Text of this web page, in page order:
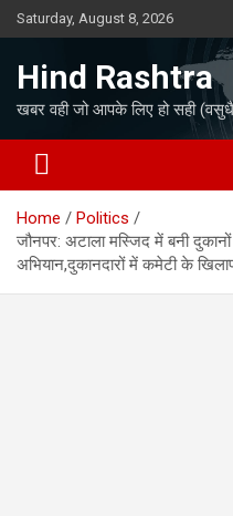
Skip
to
Saturday, August 8, 2026
Hind Rashtra
खबर वही जो आपके लिए हो सही
Home
Politics
जौनपर: अटाला मस्जिद में बनी
अभियान,दुकानदारों में कमेटी के